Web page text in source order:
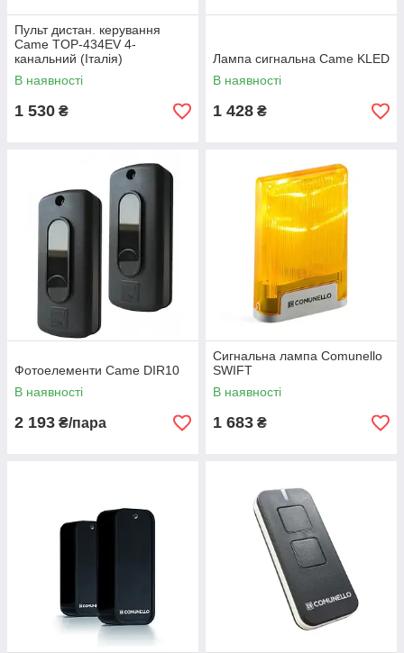
Пульт дистан. керування
Came TOP-434EV 4-
канальний (Італія)
В наявності
1 530 ₴
Лампа сигнальна Came KLED
В наявності
1 428 ₴
Фотоелементи Came DIR10
В наявності
2 193 ₴/пара
Сигнальна лампа Comunello
SWIFT
В наявності
1 683 ₴